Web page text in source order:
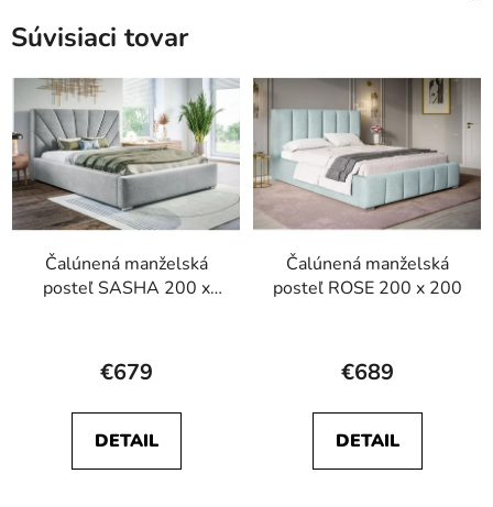
Súvisiaci tovar
Čalúnená manželská
posteľ SASHA 200 x
hodnotenie
je
5,0
€679
DETAIL
Čalúnená manželská
posteľ ROSE 200 x 200
hodnotenie
je
5,0
€689
DETAIL